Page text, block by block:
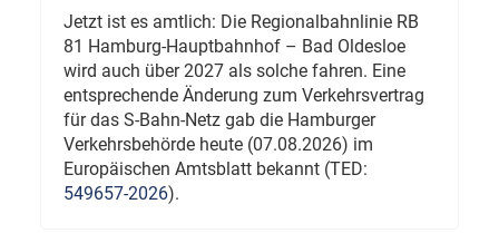
Jetzt ist es amtlich: Die Regionalbahnlinie RB
81 Hamburg-Hauptbahnhof – Bad Oldesloe
wird auch über 2027 als solche fahren. Eine
entsprechende Änderung zum Verkehrsvertrag
für das S-Bahn-Netz gab die Hamburger
Verkehrsbehörde heute (07.08.2026) im
Europäischen Amtsblatt bekannt (TED:
549657-2026).